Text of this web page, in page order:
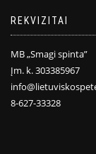
REKVIZITAI
MB „Smagi spinta”
Įm. k. 303385967
8-627-33328